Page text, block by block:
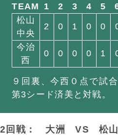
TEAM 1 2 3 4 5
松山
中央
2 0 1 0 0
今治
西
0 0 0 0 1
９回裏、今西０点で試
第3シード済美と対戦。
2回戦： 大洲VS 松